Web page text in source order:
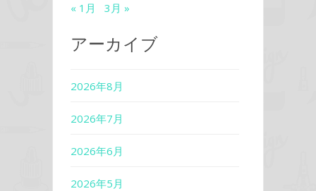
« 1月 3月 »
アーカイブ
2026年8月
2026年7月
2026年6月
2026年5月